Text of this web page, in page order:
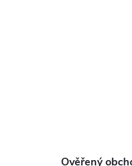
Ověřený